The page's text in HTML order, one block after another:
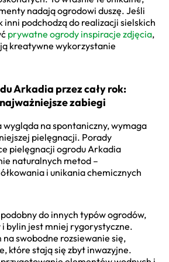
nadają ogrodowi duszę. Jeśli
inni podchodzą do realizacji sielskich
prywatne ogrody inspiracje zdjęcia,
kreatywne wykorzystanie
Arkadia przez cały rok:
zabiegi
na spontaniczny, wymaga
pielęgnacji. Porady
pielęgnacji ogrodu Arkadia
naturalnych metod –
i unikania chemicznych
do innych typów ogrodów,
bylin jest mniej rygorystyczne.
swobodne rozsiewanie się,
które stają się zbyt inwazyjne.